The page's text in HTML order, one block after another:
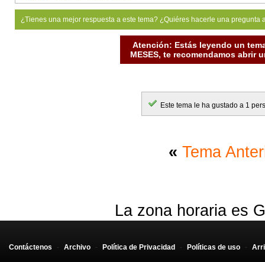
¿Tienes una mejor respuesta a este tema? ¿Quiéres hacerle una
Atención: Estás leyendo un
MESES, te recomendamos abrir
Este tema le ha gustado a 1
« Tema
La zona horaria es
Contáctenos - Archivo - Política de Privacidad - Políticas de uso -